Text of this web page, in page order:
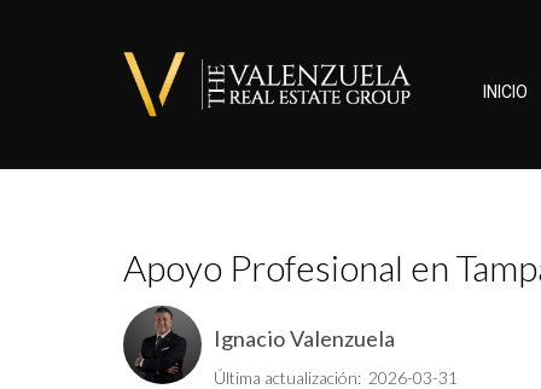
INICIO
Apoyo Profesional en
Ignacio Valenzuela
Última actualización: 2026-03-31